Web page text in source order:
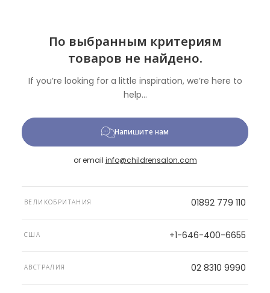
По выбранным критериям
товаров не найдено.
If you’re looking for a little inspiration, we’re here to
help...
Напишите нам
or email info@childrensalon.com
ВЕЛИКОБРИТАНИЯ 01892 779 110
США +1-646-400-6655
АВСТРАЛИЯ 02 8310 9990